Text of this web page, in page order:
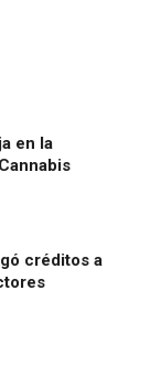
en la
créditos a